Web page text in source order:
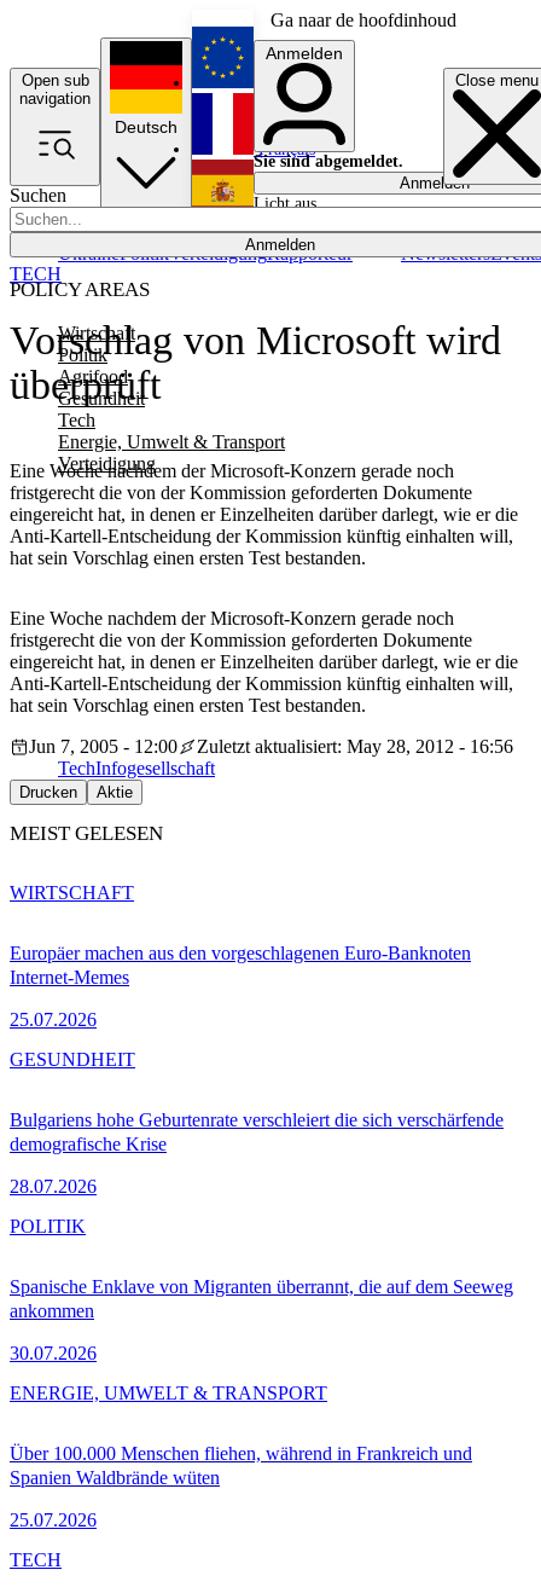
Ga naar de hoofdinhoud
Open sub
navigation
Close menu
Suchen
Anmelden
POLICY AREAS
Wirtschaft
Politik
Agrifood
Gesundheit
Tech
Energie, Umwelt & Transport
Verteidigung
UkrainePolitikVerteidigungRapporteur NewslettersEvents
Deutsch
English
Français
Anmelden
Sie sind abgemeldet.
Anmelden
Licht aus
Vorschlag von Microsoft wird
überprüft
Eine Woche nachdem der Microsoft-Konzern gerade noch
fristgerecht die von der Kommission geforderten Dokumente
eingereicht hat, in denen er Einzelheiten darüber darlegt, wie er die
Anti-Kartell-Entscheidung der Kommission künftig einhalten will,
hat sein Vorschlag einen ersten Test bestanden.
TECH
Eine Woche nachdem der Microsoft-Konzern gerade noch
fristgerecht die von der Kommission geforderten Dokumente
eingereicht hat, in denen er Einzelheiten darüber darlegt, wie er die
Anti-Kartell-Entscheidung der Kommission künftig einhalten will,
hat sein Vorschlag einen ersten Test bestanden.
Jun 7, 2005 - 12:00
Zuletzt aktualisiert: May 28, 2012 - 16:56
TechInfogesellschaft
Drucken Aktie
MEIST GELESEN
Europäer machen aus den vorgeschlagenen Euro-Banknoten
Internet-Memes
25.07.2026
WIRTSCHAFT
Bulgariens hohe Geburtenrate verschleiert die sich verschärfende
demografische Krise
28.07.2026
GESUNDHEIT
Spanische Enklave von Migranten überrannt, die auf dem Seeweg
ankommen
30.07.2026
POLITIK
Über 100.000 Menschen fliehen, während in Frankreich und
Spanien Waldbrände wüten
25.07.2026
ENERGIE, UMWELT & TRANSPORT
TECH